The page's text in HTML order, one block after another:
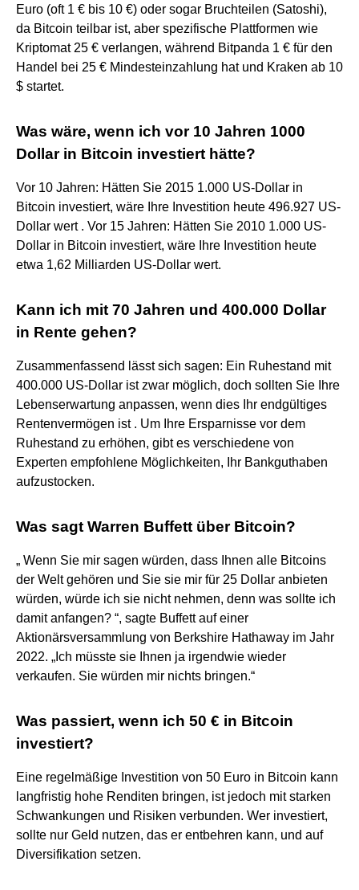
Euro (oft 1 € bis 10 €) oder sogar Bruchteilen (Satoshi),
da Bitcoin teilbar ist, aber spezifische Plattformen wie
Kriptomat 25 € verlangen, während Bitpanda 1 € für den
Handel bei 25 € Mindesteinzahlung hat und Kraken ab 10
$ startet.
Was wäre, wenn ich vor 10 Jahren 1000
Dollar in Bitcoin investiert hätte?
Vor 10 Jahren: Hätten Sie 2015 1.000 US-Dollar in
Bitcoin investiert, wäre Ihre Investition heute 496.927 US-
Dollar wert . Vor 15 Jahren: Hätten Sie 2010 1.000 US-
Dollar in Bitcoin investiert, wäre Ihre Investition heute
etwa 1,62 Milliarden US-Dollar wert.
Kann ich mit 70 Jahren und 400.000 Dollar
in Rente gehen?
Zusammenfassend lässt sich sagen: Ein Ruhestand mit
400.000 US-Dollar ist zwar möglich, doch sollten Sie Ihre
Lebenserwartung anpassen, wenn dies Ihr endgültiges
Rentenvermögen ist . Um Ihre Ersparnisse vor dem
Ruhestand zu erhöhen, gibt es verschiedene von
Experten empfohlene Möglichkeiten, Ihr Bankguthaben
aufzustocken.
Was sagt Warren Buffett über Bitcoin?
„ Wenn Sie mir sagen würden, dass Ihnen alle Bitcoins
der Welt gehören und Sie sie mir für 25 Dollar anbieten
würden, würde ich sie nicht nehmen, denn was sollte ich
damit anfangen? “, sagte Buffett auf einer
Aktionärsversammlung von Berkshire Hathaway im Jahr
2022. „Ich müsste sie Ihnen ja irgendwie wieder
verkaufen. Sie würden mir nichts bringen.“
Was passiert, wenn ich 50 € in Bitcoin
investiert?
Eine regelmäßige Investition von 50 Euro in Bitcoin kann
langfristig hohe Renditen bringen, ist jedoch mit starken
Schwankungen und Risiken verbunden. Wer investiert,
sollte nur Geld nutzen, das er entbehren kann, und auf
Diversifikation setzen.